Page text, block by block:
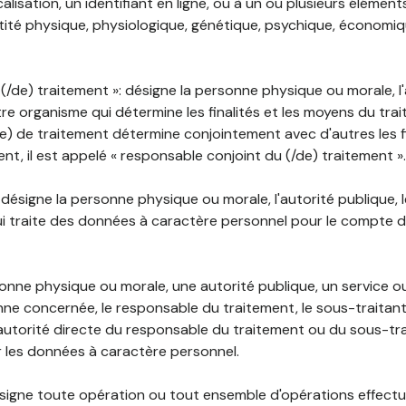
physique, physiologique, génétique, psychique,
de) traitement »: désigne la personne physique ou morale,
organisme qui détermine les finalités et les moyens du
de traitement détermine conjointement avec d'autres les
il est appelé « responsable conjoint du (/de) traitement ».
la personne physique ou morale, l'autorité publique,
traite des données à caractère personnel pour le compte
physique ou morale, une autorité publique, un service
concernée, le responsable du traitement, le sous-
directe du responsable du traitement ou du sous-
données à caractère personnel.
toute opération ou tout ensemble d'opérations